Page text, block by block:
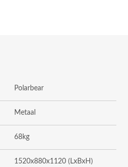
Polarbear
Metaal
68kg
1520x880x1120 (LxBxH)